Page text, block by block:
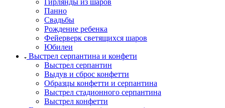
Панно
Свадьбы
Рождение ребенка
Фейерверк светящихся шаров
Юбилеи
Выстрел серпантина и конфети
Выстрел серпантин
Выдув и сброс конфетти
Образцы конфетти и серпантина
Выстрел стадионного серпантина
Выстрел конфетти